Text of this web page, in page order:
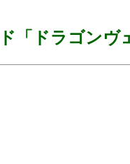
「ドラゴンヴ